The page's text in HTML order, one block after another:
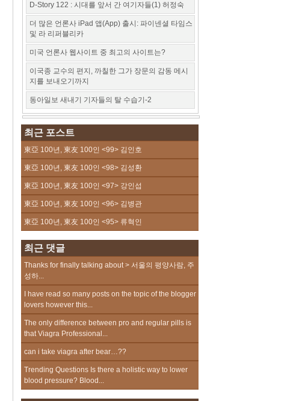
D-Story 122 : 시대를 앞서 간 여기자들(1) 허정숙
더 많은 언론사 iPad 앱(App) 출시: 파이넨셜 타임스
및 라 리퍼블리카
미국 언론사 웹사이트 중 최고의 사이트는?
이국종 교수의 편지, 까칠한 그가 장문의 감동 메시
지를 보내오기까지
동아일보 새내기 기자들의 탈 수습기-2
최근 포스트
東亞 100년, 東友 100인 <99> 김인호
東亞 100년, 東友 100인 <98> 김성환
東亞 100년, 東友 100인 <97> 강인섭
東亞 100년, 東友 100인 <96> 김병관
東亞 100년, 東友 100인 <95> 류혁인
최근 댓글
Thanks for finally talking about > 서울의 평양사람, 주
성하...
I have read so many posts on the topic of the blogger
lovers however this...
The only difference between pro and regular pills is
that Viagra Professional...
can i take viagra after bear…??
Trending Questions Is there a holistic way to lower
blood pressure? Blood...